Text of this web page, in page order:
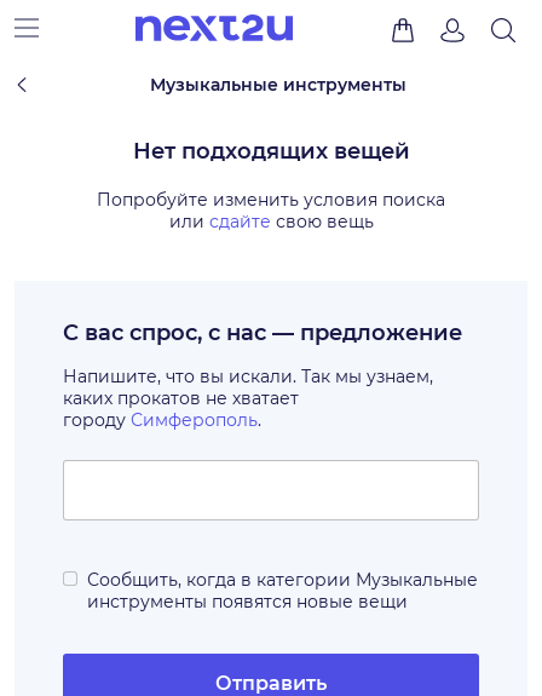
Музыкальные инструменты
Нет подходящих вещей
Попробуйте изменить условия поиска
или сдайте свою вещь
С вас спрос, с нас — предложение
Напишите, что вы искали. Так мы узнаем,
каких прокатов не хватает
городу Симферополь.
Сообщить, когда в категории Музыкальные
инструменты появятся новые вещи
Отправить